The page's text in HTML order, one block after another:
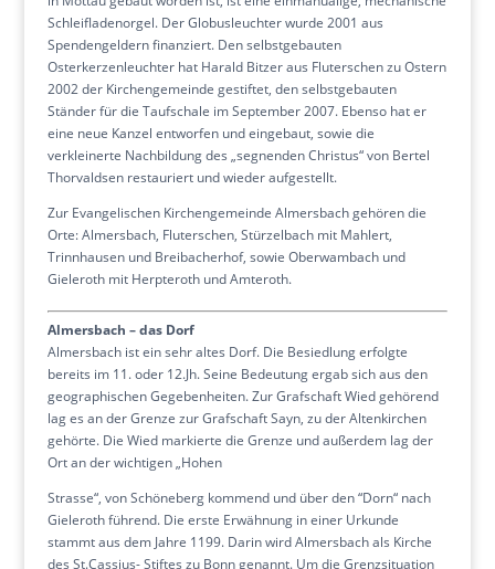
Schleifladenorgel. Der Globusleuchter wurde 2001 aus
Spendengeldern finanziert. Den selbstgebauten
Osterkerzenleuchter hat Harald Bitzer aus Fluterschen zu Ostern
2002 der Kirchengemeinde gestiftet, den selbstgebauten
Ständer für die Taufschale im September 2007. Ebenso hat er
eine neue Kanzel entworfen und eingebaut, sowie die
verkleinerte Nachbildung des „segnenden Christus“ von Bertel
Thorvaldsen restauriert und wieder aufgestellt.
Zur Evangelischen Kirchengemeinde Almersbach gehören die
Orte: Almersbach, Fluterschen, Stürzelbach mit Mahlert,
Trinnhausen und Breibacherhof, sowie Oberwambach und
Gieleroth mit Herpteroth und Amteroth.
Almersbach –das Dorf
Almersbach ist ein sehr altes Dorf. Die Besiedlung erfolgte
bereits im 11. oder 12.Jh. Seine Bedeutung ergab sich aus den
geographischen Gegebenheiten. Zur Grafschaft Wied gehörend
lag es an der Grenze zur Grafschaft Sayn, zu der Altenkirchen
gehörte. Die Wied markierte die Grenze und außerdem lag der
Ort an der wichtigen „Hohen
Strasse“, von Schöneberg kommend und über den “Dorn“ nach
Gieleroth führend. Die erste Erwähnung in einer Urkunde
stammt aus dem Jahre 1199. Darin wird Almersbach als Kirche
des St.Cassius- Stiftes zu Bonn genannt. Um die Grenzsituation